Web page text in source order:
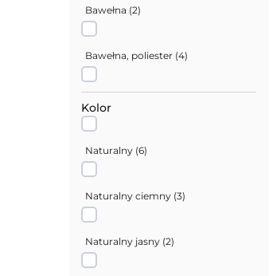
Bawełna (2)
Bawełna, poliester (4)
Juta
Satyna (8 )
Welur (10)
Metaliczny (1)
Kolor
Naturalny (6)
Naturalny ciemny (3)
Naturalny jasny (2)